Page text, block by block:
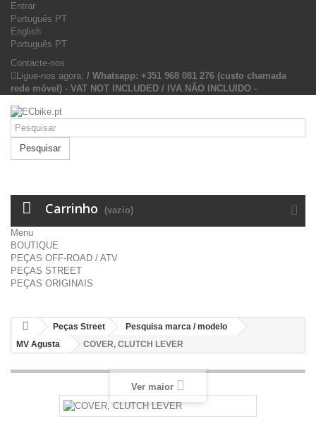
Entrar
Português PT
English
Português PT
Contacte-nos
Ligue-nos agora: / Whatsapp: +351 968 081 276 (custo chamada
rede móvel) - VAT NOT INCLUDED / IVA NÃO INCLUIDO -
Pesquisar
Carrinho (vazio)
Menu
BOUTIQUE
PEÇAS OFF-ROAD / ATV
PEÇAS STREET
PEÇAS ORIGINAIS
Peças Street
Pesquisa marca / modelo
MV Agusta
COVER, CLUTCH LEVER
Ver maior